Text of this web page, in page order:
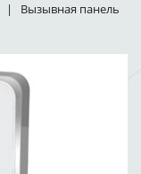
Вызывная панель